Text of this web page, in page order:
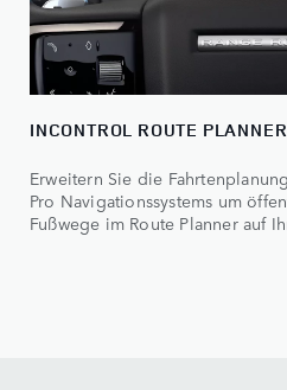
INCONTROL ROUTE
Erweitern Sie die
Pro Navigationssystems um
Fußwege im Route Planner auf